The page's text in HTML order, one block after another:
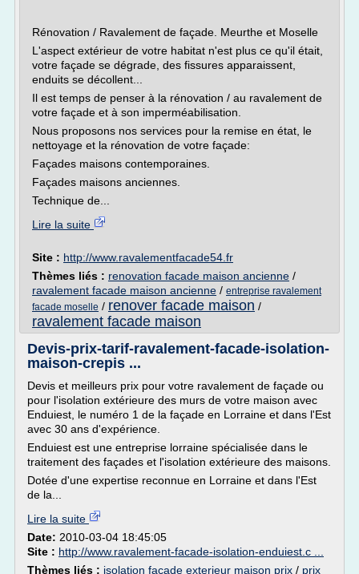
Rénovation / Ravalement de façade. Meurthe et Moselle
L'aspect extérieur de votre habitat n'est plus ce qu'il était,
votre façade se dégrade, des fissures apparaissent,
enduits se décollent...
Il est temps de penser à la rénovation / au ravalement de
votre façade et à son imperméabilisation.
Nous proposons nos services pour la remise en état, le
nettoyage et la rénovation de votre façade:
Façades maisons contemporaines.
Façades maisons anciennes.
Technique de...
Lire la suite
Site : http://www.ravalementfacade54.fr
Thèmes liés : renovation facade maison ancienne /
ravalement facade maison ancienne / entreprise ravalement
facade moselle / renover facade maison /
ravalement facade maison
Devis-prix-tarif-ravalement-facade-isolation-
maison-crepis ...
Devis et meilleurs prix pour votre ravalement de façade ou
pour l'isolation extérieure des murs de votre maison avec
Enduiest, le numéro 1 de la façade en Lorraine et dans l'Est
avec 30 ans d'expérience.
Enduiest est une entreprise lorraine spécialisée dans le
traitement des façades et l'isolation extérieure des maisons.
Dotée d'une expertise reconnue en Lorraine et dans l'Est
de la...
Lire la suite
Date: 2010-03-04 18:45:05
Site : http://www.ravalement-facade-isolation-enduiest.c ...
Thèmes liés : isolation facade exterieur maison prix / prix